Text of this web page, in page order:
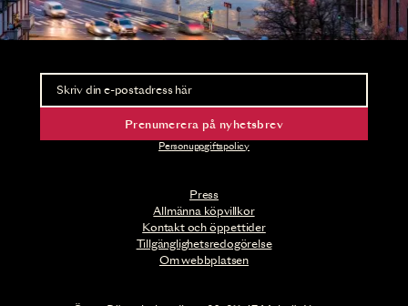
Press
Allmänna köpvillkor
Kontakt och öppettider
Tillgänglighetsredogörelse
Om webbplatsen
Nyhetsbrev
Ta del av förhandsinformation och biljettsläpp.
Prenumerera på nyhetsbrev
Personuppgiftspolicy